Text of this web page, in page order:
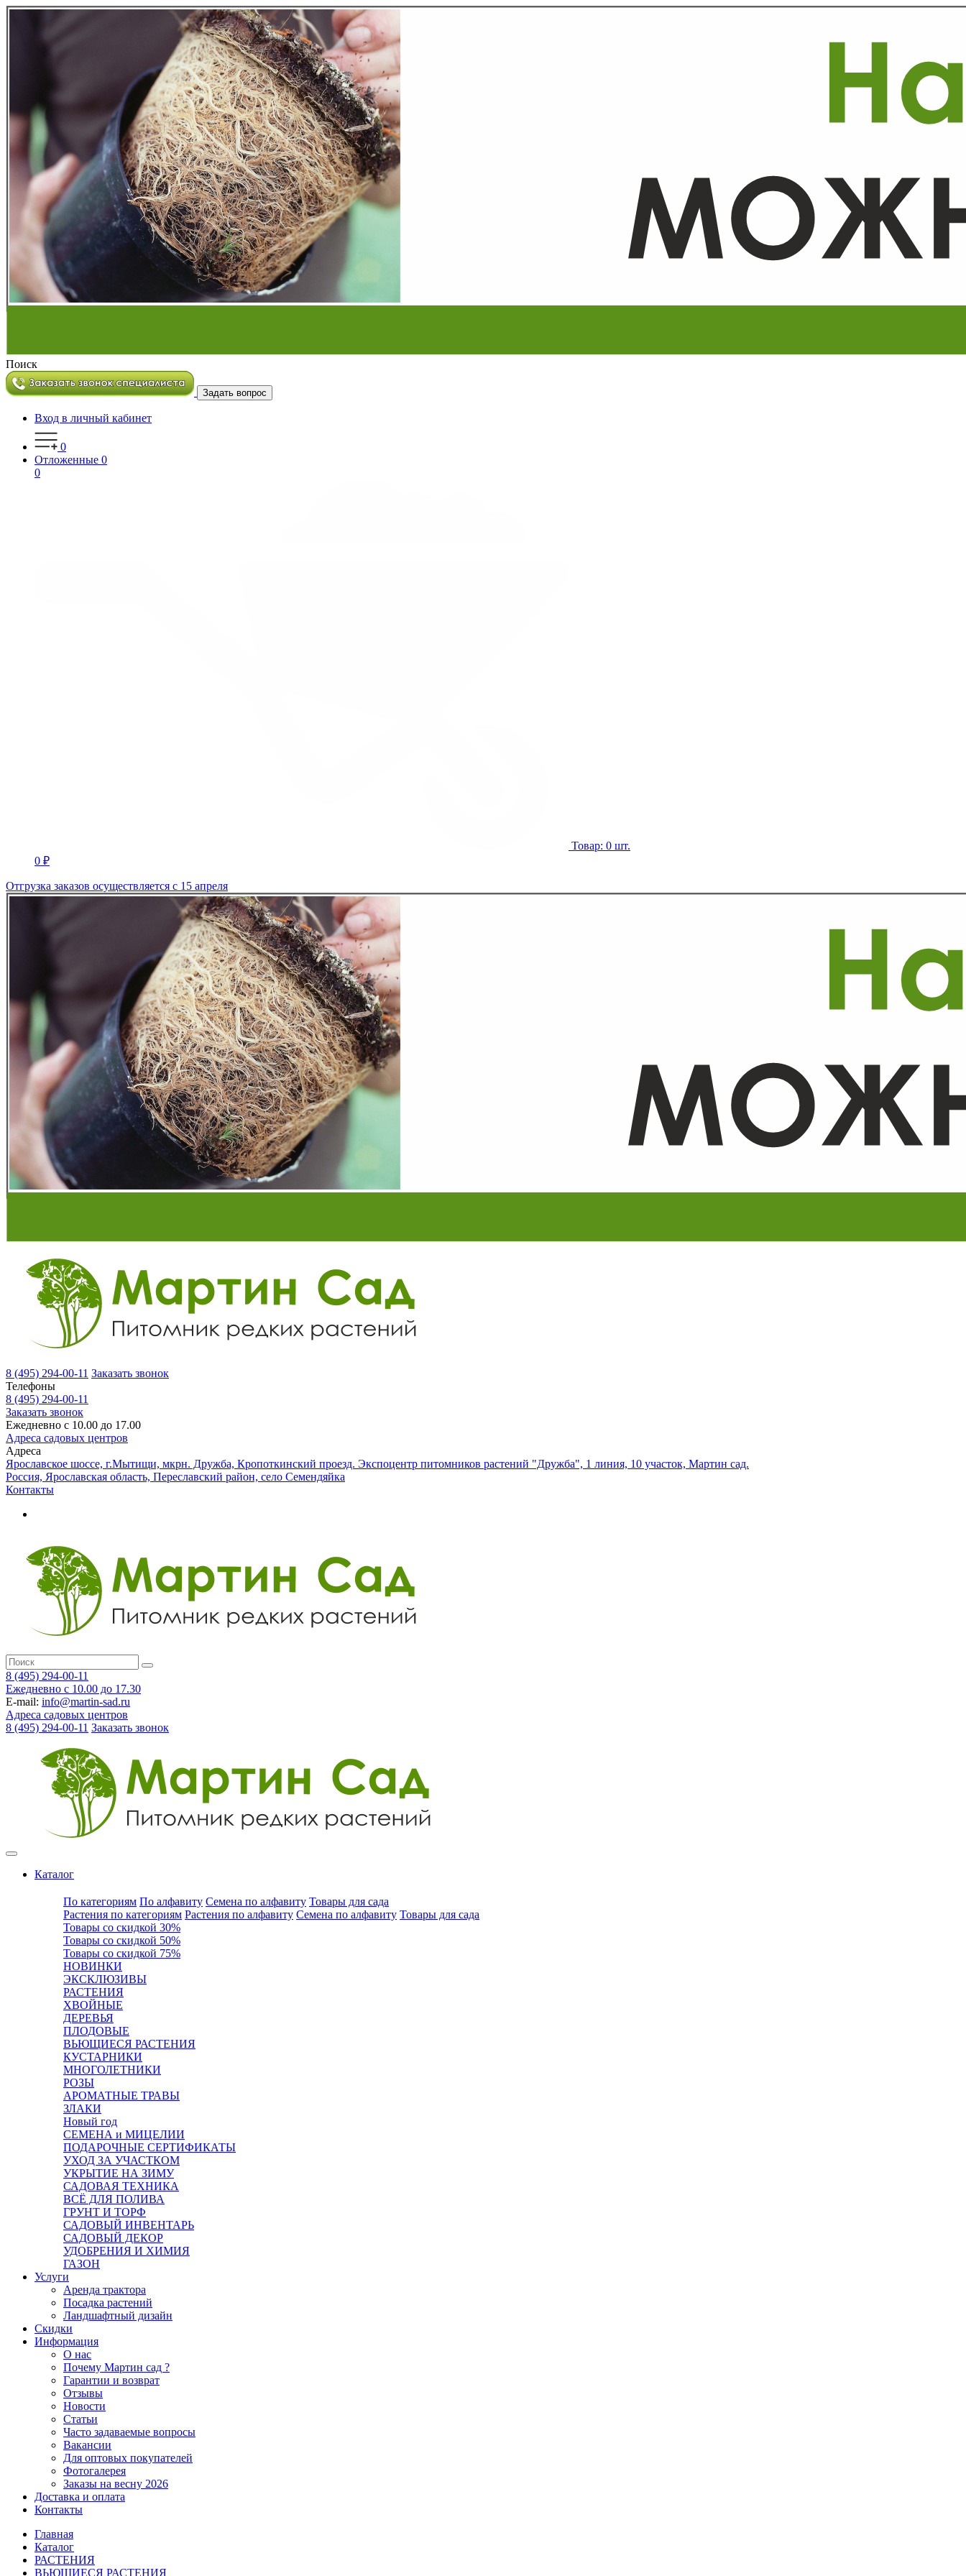
Поиск
Задать вопрос
Вход в личный кабинет
0
Отложенные 0
0
Товар: 0 шт.
0 ₽
Отгрузка заказов осуществляется с 15 апреля
8 (495) 294-00-11 Заказать звонок
Телефоны
8 (495) 294-00-11
Заказать звонок
Ежедневно с 10.00 до 17.00
Адреса садовых центров
Адреса
Ярославское шоссе, г.Мытищи, мкрн. Дружба, Кропоткинский проезд. Экспоцентр питомников растений "Дружба", 1 линия, 10 участок, Мартин сад.
Россия, Ярославская область, Переславский район, село Семендяйка
Контакты
8 (495) 294-00-11
Ежедневно с 10.00 до 17.30
E-mail: info@martin-sad.ru
Адреса садовых центров
8 (495) 294-00-11 Заказать звонок
Каталог
По категориям По алфавиту Семена по алфавиту Товары для сада
Растения по категориям Растения по алфавиту Семена по алфавиту Товары для сада
Товары со скидкой 30%
Товары со скидкой 50%
Товары со скидкой 75%
НОВИНКИ
ЭКСКЛЮЗИВЫ
РАСТЕНИЯ
ХВОЙНЫЕ
ДЕРЕВЬЯ
ПЛОДОВЫЕ
ВЬЮЩИЕСЯ РАСТЕНИЯ
КУСТАРНИКИ
МНОГОЛЕТНИКИ
РОЗЫ
АРОМАТНЫЕ ТРАВЫ
ЗЛАКИ
Новый год
СЕМЕНА и МИЦЕЛИИ
ПОДАРОЧНЫЕ СЕРТИФИКАТЫ
УХОД ЗА УЧАСТКОМ
УКРЫТИЕ НА ЗИМУ
САДОВАЯ ТЕХНИКА
ВСЁ ДЛЯ ПОЛИВА
ГРУНТ И ТОРФ
САДОВЫЙ ИНВЕНТАРЬ
САДОВЫЙ ДЕКОР
УДОБРЕНИЯ И ХИМИЯ
ГАЗОН
Услуги
Аренда трактора
Посадка растений
Ландшафтный дизайн
Скидки
Информация
О нас
Почему Мартин сад ?
Гарантии и возврат
Отзывы
Новости
Статьи
Часто задаваемые вопросы
Вакансии
Для оптовых покупателей
Фотогалерея
Заказы на весну 2026
Доставка и оплата
Контакты
Главная
Каталог
РАСТЕНИЯ
ВЬЮЩИЕСЯ РАСТЕНИЯ